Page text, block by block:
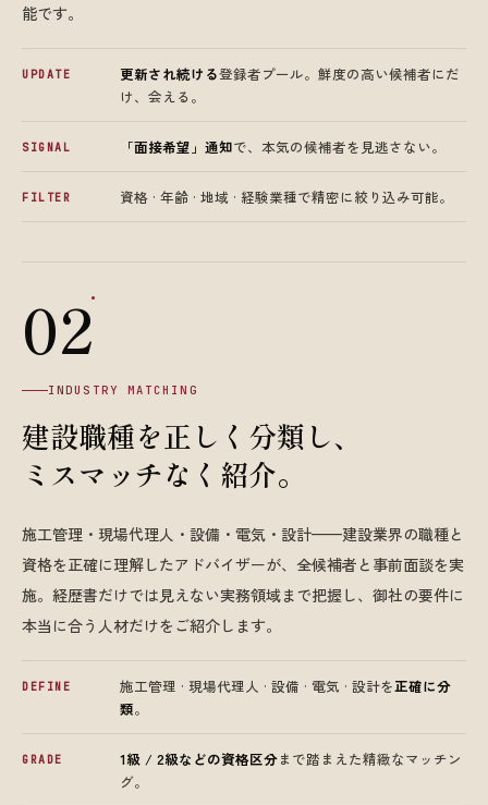
能です。
UPDATE 更新され続ける登録者プール。鮮度の高い候補者にだ
け、会える。
SIGNAL 「面接希望」通知で、本気の候補者を見逃さない。
FILTER 資格 · 年齢 · 地域 · 経験業種で精密に絞り込み可能。
02.
INDUSTRY MATCHING
建設職種を正しく分類し、
ミスマッチなく紹介。
施工管理・現場代理人・設備・電気・設計——建設業界の職種と
資格を正確に理解したアドバイザーが、全候補者と事前面談を実
施。経歴書だけでは見えない実務領域まで把握し、御社の要件に
本当に合う人材だけをご紹介します。
DEFINE 施工管理 · 現場代理人 · 設備 · 電気 · 設計を正確に分
類。
GRADE 1級 / 2級などの資格区分まで踏まえた精緻なマッチン
グ。